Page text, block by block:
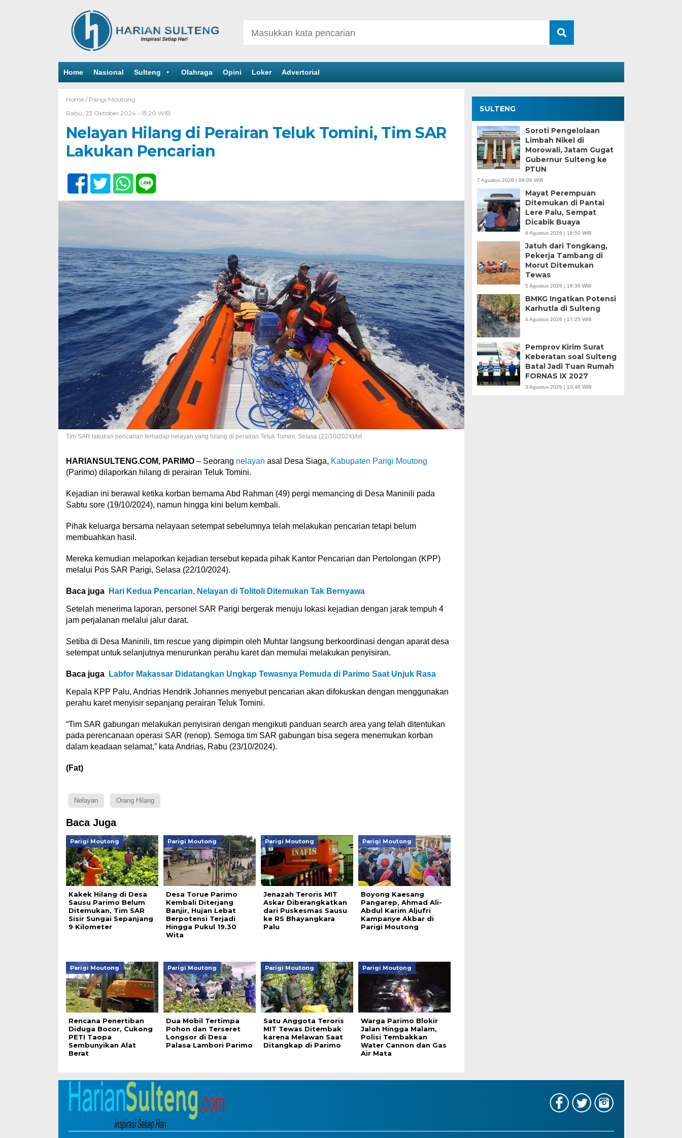
Home Nasional Sulteng Olahraga Opini Loker Advertorial
Home / Parigi Moutong
Rabu, 23 Oktober 2024 - 15:20 WIB
Nelayan Hilang di Perairan Teluk Tomini, Tim SAR
Lakukan Pencarian
Tim SAR lakukan pencarian terhadap nelayan yang hilang di perairan Teluk Tomini, Selasa (22/10/2024)/Ist
HARIANSULTENG.COM, PARIMO– Seorang nelayan asal Desa Siaga, Kabupaten Parigi Moutong
(Parimo) dilaporkan hilang di perairan Teluk Tomini.
Kejadian ini berawal ketika korban bernama Abd Rahman (49) pergi memancing di Desa Maninili pada
Sabtu sore (19/10/2024), namun hingga kini belum kembali.
Pihak keluarga bersama nelayaan setempat sebelumnya telah melakukan pencarian tetapi belum
membuahkan hasil.
Mereka kemudian melaporkan kejadian tersebut kepada pihak Kantor Pencarian dan Pertolongan (KPP)
melalui Pos SAR Parigi, Selasa (22/10/2024).
Baca juga Hari Kedua Pencarian, Nelayan di Tolitoli Ditemukan Tak Bernyawa
Setelah menerima laporan, personel SAR Parigi bergerak menuju lokasi kejadian dengan jarak tempuh 4
jam perjalanan melalui jalur darat.
Setiba di Desa Maninili, tim rescue yang dipimpin oleh Muhtar langsung berkoordinasi dengan aparat desa
setempat untuk selanjutnya menurunkan perahu karet dan memulai melakukan penyisiran.
Baca juga Labfor Makassar Didatangkan Ungkap Tewasnya Pemuda di Parimo Saat Unjuk Rasa
Kepala KPP Palu, Andrias Hendrik Johannes menyebut pencarian akan difokuskan dengan menggunakan
perahu karet menyisir sepanjang perairan Teluk Tomini.
“Tim SAR gabungan melakukan penyisiran dengan mengikuti panduan search area yang telah ditentukan
pada perencanaan operasi SAR (renop). Semoga tim SAR gabungan bisa segera menemukan korban
dalam keadaan selamat,” kata Andrias, Rabu (23/10/2024).
(Fat)
Nelayan Orang Hilang
Baca Juga
Parigi Moutong
Kakek Hilang di Desa
Sausu Parimo Belum
Ditemukan, Tim SAR
Sisir Sungai Sepanjang
9 Kilometer
Parigi Moutong
Desa Torue Parimo
Kembali Diterjang
Banjir, Hujan Lebat
Berpotensi Terjadi
Hingga Pukul 19.30
Wita
Parigi Moutong
Jenazah Teroris MIT
Askar Diberangkatkan
dari Puskesmas Sausu
ke RS Bhayangkara
Palu
Parigi Moutong
Boyong Kaesang
Pangarep, Ahmad Ali-
Abdul Karim Aljufri
Kampanye Akbar di
Parigi Moutong
Parigi Moutong
Rencana Penertiban
Diduga Bocor, Cukong
PETI Taopa
Sembunyikan Alat
Berat
Parigi Moutong
Dua Mobil Tertimpa
Pohon dan Terseret
Longsor di Desa
Palasa Lambori Parimo
Parigi Moutong
Satu Anggota Teroris
MIT Tewas Ditembak
karena Melawan Saat
Ditangkap di Parimo
Parigi Moutong
Warga Parimo Blokir
Jalan Hingga Malam,
Polisi Tembakkan
Water Cannon dan Gas
Air Mata
SULTENG
Soroti Pengelolaan
Limbah Nikel di
Morowali, Jatam Gugat
Gubernur Sulteng ke
PTUN
7 Agustus 2026 | 09:09 WIB
Mayat Perempuan
Ditemukan di Pantai
Lere Palu, Sempat
Dicabik Buaya
6 Agustus 2026 | 18:50 WIB
Jatuh dari Tongkang,
Pekerja Tambang di
Morut Ditemukan
Tewas
5 Agustus 2026 | 16:39 WIB
BMKG Ingatkan Potensi
Karhutla di Sulteng
4 Agustus 2026 | 17:25 WIB
Pemprov Kirim Surat
Keberatan soal Sulteng
Batal Jadi Tuan Rumah
FORNAS IX 2027
3 Agustus 2026 | 10:48 WIB